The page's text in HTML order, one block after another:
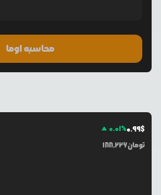
محاسبه اوما
0.01%0.99$
188,226تومان